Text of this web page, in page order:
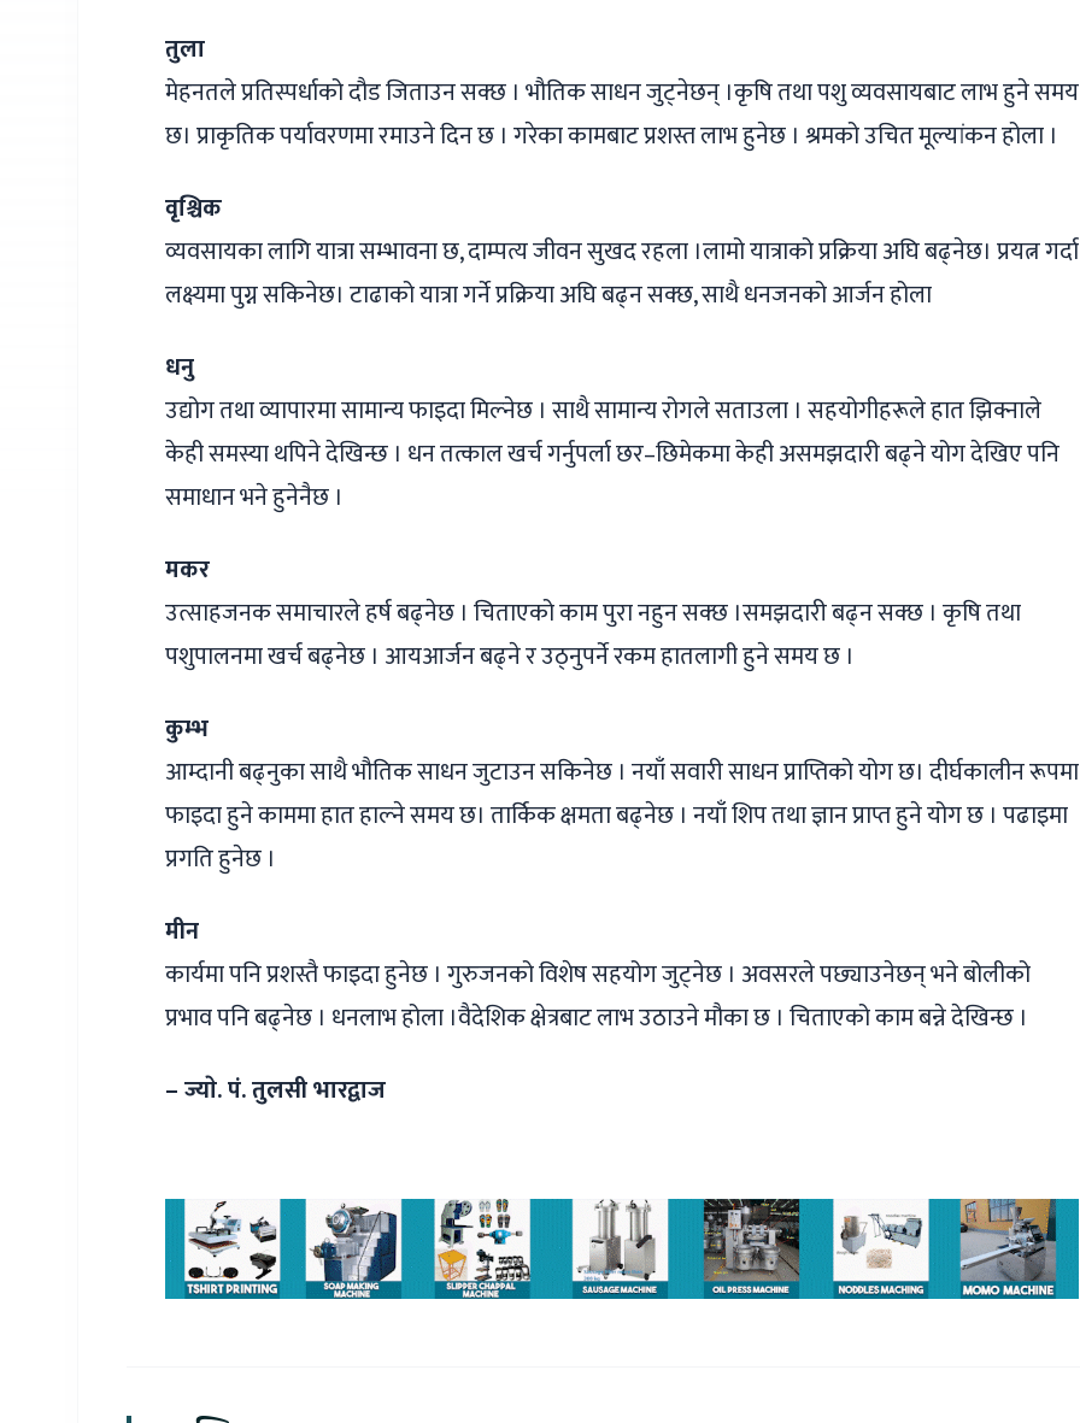
तुला
मेहनतले प्रतिस्पर्धाको दौड जिताउन सक्छ । भौतिक साधन जुट्नेछन् ।कृषि तथा पशु व्यवसायबाट लाभ हुने समय
छ। प्राकृतिक पर्यावरणमा रमाउने दिन छ । गरेका कामबाट प्रशस्त लाभ हुनेछ । श्रमको उचित मूल्यांकन होला ।
वृश्चिक
व्यवसायका लागि यात्रा सम्भावना छ, दाम्पत्य जीवन सुखद रहला ।लामो यात्राको प्रक्रिया अघि बढ्नेछ। प्रयत्न गर्दा
लक्ष्यमा पुग्न सकिनेछ। टाढाको यात्रा गर्ने प्रक्रिया अघि बढ्न सक्छ, साथै धनजनको आर्जन होला
धनु
उद्योग तथा व्यापारमा सामान्य फाइदा मिल्नेछ । साथै सामान्य रोगले सताउला । सहयोगीहरूले हात झिक्नाले
केही समस्या थपिने देखिन्छ । धन तत्काल खर्च गर्नुपर्ला छर–छिमेकमा केही असमझदारी बढ्ने योग देखिए पनि
समाधान भने हुनेनैछ ।
मकर
उत्साहजनक समाचारले हर्ष बढ्नेछ । चिताएको काम पुरा नहुन सक्छ ।समझदारी बढ्न सक्छ । कृषि तथा
पशुपालनमा खर्च बढ्नेछ । आयआर्जन बढ्ने र उठ्नुपर्ने रकम हातलागी हुने समय छ ।
कुम्भ
आम्दानी बढ्नुका साथै भौतिक साधन जुटाउन सकिनेछ । नयाँ सवारी साधन प्राप्तिको योग छ। दीर्घकालीन रूपमा
फाइदा हुने काममा हात हाल्ने समय छ। तार्किक क्षमता बढ्नेछ । नयाँ शिप तथा ज्ञान प्राप्त हुने योग छ । पढाइमा
प्रगति हुनेछ ।
मीन
कार्यमा पनि प्रशस्तै फाइदा हुनेछ । गुरुजनको विशेष सहयोग जुट्नेछ । अवसरले पछ्याउनेछन् भने बोलीको
प्रभाव पनि बढ्नेछ । धनलाभ होला ।वैदेशिक क्षेत्रबाट लाभ उठाउने मौका छ । चिताएको काम बन्ने देखिन्छ ।
– ज्याे. पं. तुलसी भारद्वाज